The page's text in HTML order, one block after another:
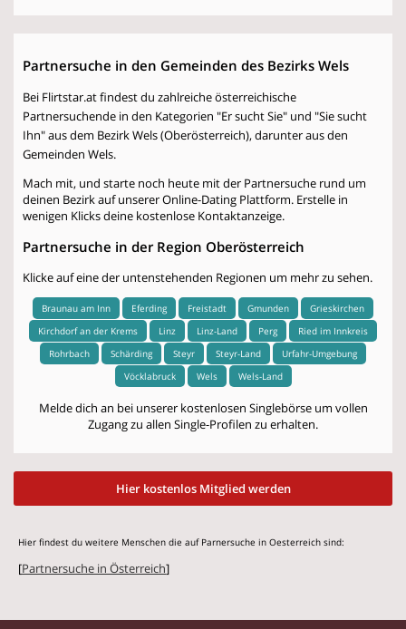
Partnersuche in den Gemeinden des Bezirks Wels
Bei Flirtstar.at findest du zahlreiche österreichische
Partnersuchende in den Kategorien "Er sucht Sie" und "Sie sucht
Ihn" aus dem Bezirk Wels (Oberösterreich), darunter aus den
Gemeinden Wels.
Mach mit, und starte noch heute mit der Partnersuche rund um
deinen Bezirk auf unserer Online-Dating Plattform. Erstelle in
wenigen Klicks deine kostenlose Kontaktanzeige.
Partnersuche in der Region Oberösterreich
Klicke auf eine der untenstehenden Regionen um mehr zu sehen.
Braunau am Inn Eferding Freistadt Gmunden
Grieskirchen
Kirchdorf an der Krems
Linz Linz-Land Perg
Ried im Innkreis
Rohrbach
Schärding Steyr Steyr-Land
Urfahr-Umgebung
Vöcklabruck
Wels Wels-Land
Melde dich an bei unserer kostenlosen Singlebörse um vollen
Zugang zu allen Single-Profilen zu erhalten.
Hier kostenlos Mitglied werden
Hier findest du weitere Menschen die auf Parnersuche in Oesterreich sind:
[Partnersuche in Österreich]